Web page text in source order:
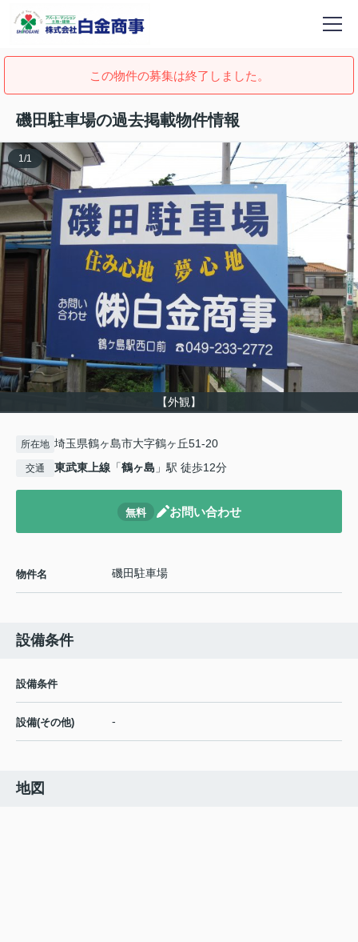
この物件の募集は終了しました。
磯田駐車場の過去掲載物件情報
【外観】
1 /1
所在地 埼玉県鶴ヶ島市大字鶴ヶ丘51-20
交通 東武東上線 「鶴ヶ島 」駅 徒歩12分
無料 お問い合わせ
物件名 磯田駐車場
設備条件
設備条件
設備(その他) -
地図